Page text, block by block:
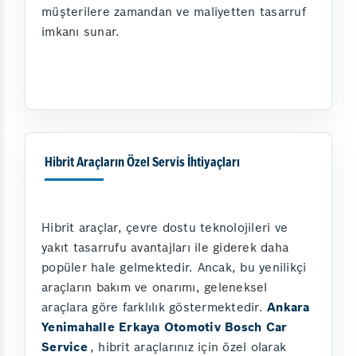
müşterilere zamandan ve maliyetten tasarruf
imkanı sunar.
Hibrit Araçların Özel Servis İhtiyaçları
Hibrit araçlar, çevre dostu teknolojileri ve
yakıt tasarrufu avantajları ile giderek daha
popüler hale gelmektedir. Ancak, bu yenilikçi
araçların bakım ve onarımı, geleneksel
araçlara göre farklılık göstermektedir. Ankara
Yenimahalle Erkaya Otomotiv Bosch Car
Service , hibrit araçlarınız için özel olarak